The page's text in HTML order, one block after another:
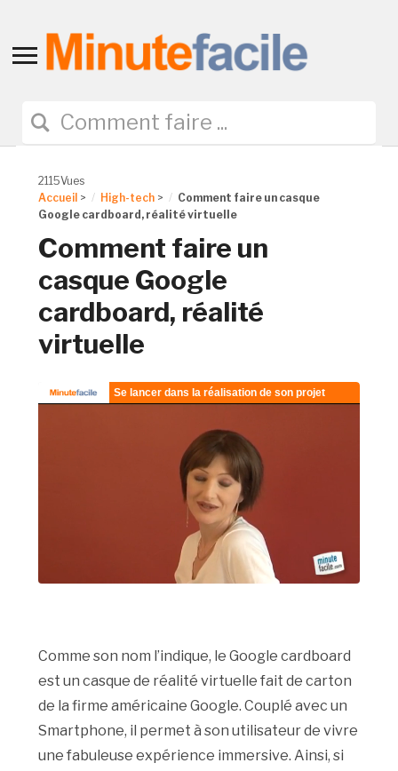
Toggle
navigation
2115Vues
Accueil > High-tech >
Comment faire un casque
Google cardboard, réalité virtuelle
Comment faire un
casque Google
cardboard, réalité
virtuelle
Comme son nom l’indique, le Google cardboard
est un casque de réalité virtuelle fait de carton
de la firme américaine Google. Couplé avec un
Smartphone, il permet à son utilisateur de vivre
une fabuleuse expérience immersive. Ainsi, si